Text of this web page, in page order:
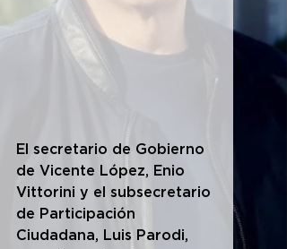
El secretario de Gobierno
de Vicente López, Enio
Vittorini y el subsecretario
de Participación
Ciudadana, Luis Parodi,